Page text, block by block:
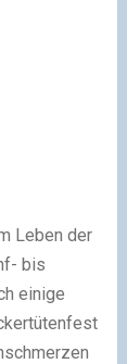
Leben der
bis
einige